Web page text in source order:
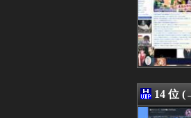
08/08 16:22
08/08 16:21
08/08 16:20
08/08 16:19
08/08 16:19
08/08 16:18
08/08 16:16
08/08 16:15
08/08 16:15
14 位